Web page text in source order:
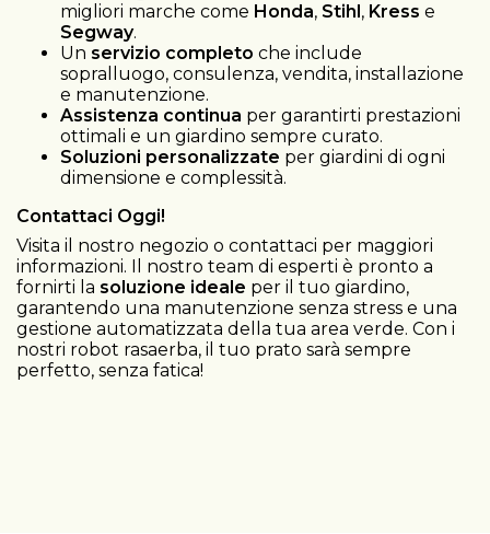
migliori marche come Honda, Stihl, Kress e
Segway.
Un servizio completo che include
sopralluogo, consulenza, vendita, installazione
e manutenzione.
Assistenza continua per garantirti prestazioni
ottimali e un giardino sempre curato.
Soluzioni personalizzate per giardini di ogni
dimensione e complessità.
Contattaci Oggi!
Visita il nostro negozio o contattaci per maggiori
informazioni. Il nostro team di esperti è pronto a
fornirti la soluzione ideale per il tuo giardino,
garantendo una manutenzione senza stress e una
gestione automatizzata della tua area verde. Con i
nostri robot rasaerba, il tuo prato sarà sempre
perfetto, senza fatica!